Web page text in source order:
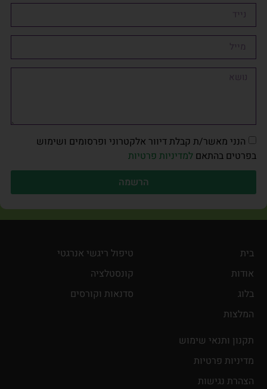
הנני מאשר/ת קבלת דיוור אלקטרוני ופרסומים ושימוש
בפרטים בהתאם למדיניות פרטיות
הרשמה
בית
אודות
בלוג
המלצות
טיפול ריגשי אנרגטי
קונסטלציה
סדנאות וקורסים
תקנון ותנאי שימוש
מדיניות פרטיות
הצהרת נגישות